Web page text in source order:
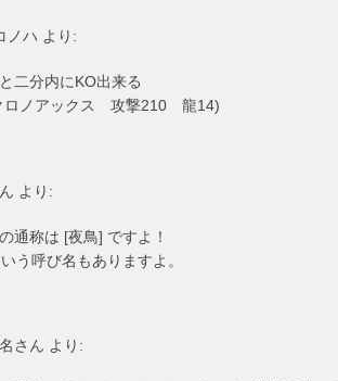
ノハ より:
二分内にKO出来る
ノアックス 攻撃210 龍14)
より:
通称は [夜鳥] ですよ！
う呼び名もありますよ。
さん より: